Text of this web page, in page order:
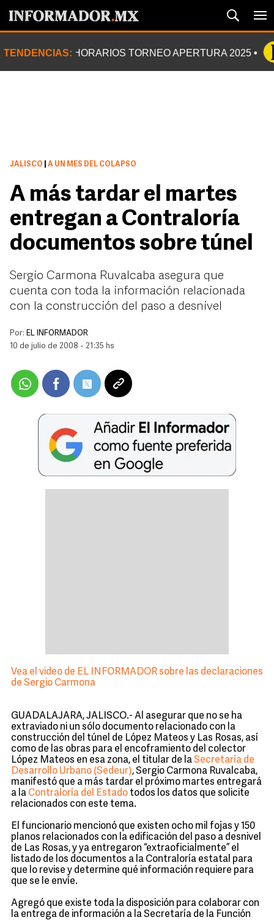
TENDENCIAS: HORARIOS TORNEO APERTURA 2025
JALISCO A UN MES DEL COLAPSO
A más tardar el martes
entregan a Contraloría
documentos sobre túnel
Sergio Carmona Ruvalcaba asegura que
cuenta con toda la información relacionada
con la construcción del paso a desnivel
Por: EL INFORMADOR
10 de julio de 2008 - 21:35 hs
Vea el video de EL INFORMADOR sobre las declaraciones
de Sergio Carmona
GUADALAJARA, JALISCO.- Al asegurar que no se ha
extraviado ni un sólo documento relacionado con la
construcción del túnel de López Mateos y Las Rosas, así
como de las obras para el encoframiento del colector
López Mateos en esa zona, el titular de laSecretaría de
Desarrollo Urbano (Sedeur), Sergio Carmona Ruvalcaba,
manifestó que a más tardar el próximo martes entregará
a la Contraloría del Estado todos los datos que solicite
relacionados con este tema.
El funcionario mencionó que existen ocho mil fojas y 150
planos relacionados con la edificación del paso a desnivel
de Las Rosas, y ya entregaron “extraoficialmente” el
listado de los documentos a la Contraloría estatal para
que lo revise y determine qué información requiere para
que se le envíe.
Agregó que existe toda la disposición para colaborar con
la entrega de información a la Secretaría de la Función